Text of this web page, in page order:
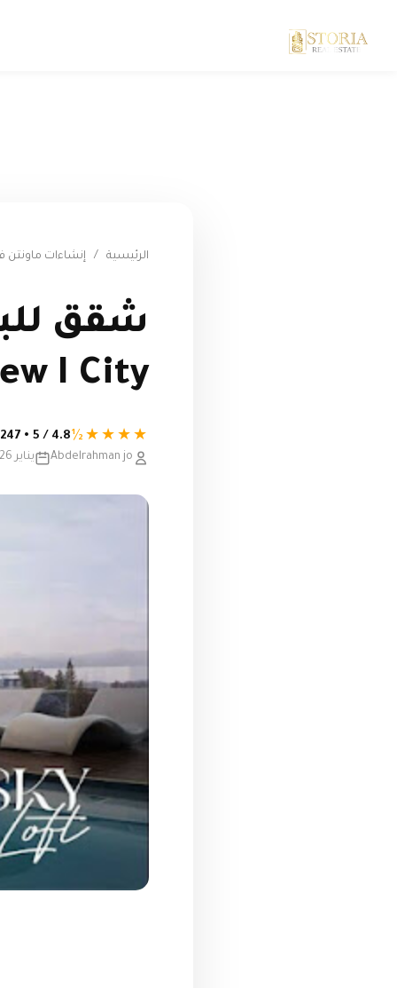
الرئيسية / إنشاءات ماونتن
شقق
I City
★★★★½4.8 / 5 • 247 تقييم
Abdelrahman jo يناير 26, 2021